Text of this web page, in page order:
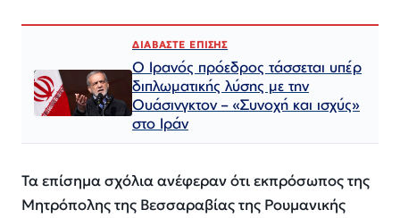
ΔΙΑΒΑΣΤΕ ΕΠΙΣΗΣ
Ο Ιρανός πρόεδρος τάσσεται υπέρ
διπλωματικής λύσης με την
Ουάσινγκτον – «Συνοχή και ισχύς»
στο Ιράν​​​​​​​​​​​​​​​​​​​​​​​​​​​​​​​​​​​​​​​​​​​​​​​​​​
Τα επίσημα σχόλια ανέφεραν ότι εκπρόσωπος της
Μητρόπολης της Βεσσαραβίας της Ρουμανικής